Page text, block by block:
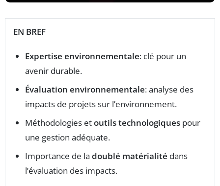
EN BREF
Expertise environnementale: clé pour un
avenir durable.
Évaluation environnementale: analyse des
impacts de projets sur l’environnement.
Méthodologies etoutils technologiques pour
une gestion adéquate.
Importance de la doublé matérialité dans
l’évaluation des impacts.